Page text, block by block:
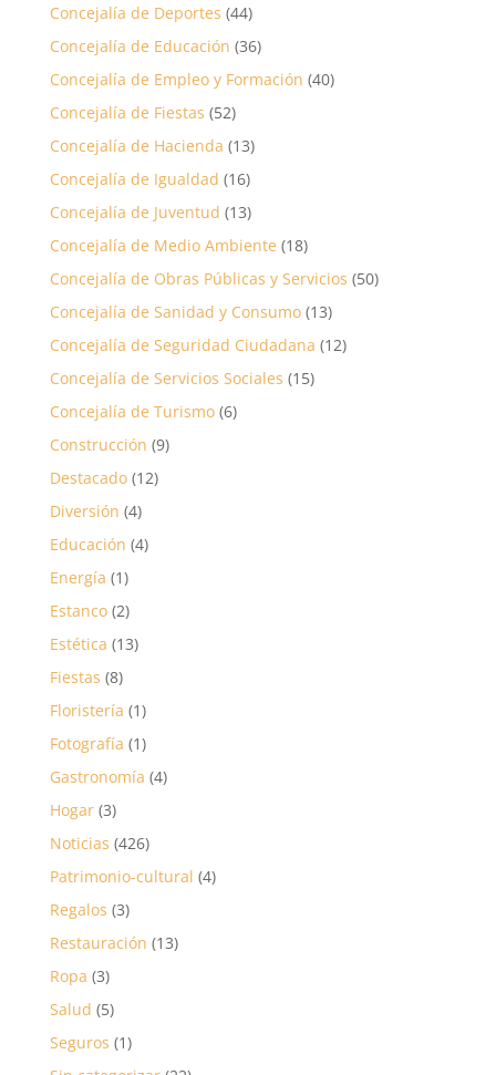
Concejalía de Deportes (44)
Concejalía de Educación (36)
Concejalía de Empleo y Formación (40)
Concejalía de Fiestas (52)
Concejalía de Hacienda (13)
Concejalía de Igualdad (16)
Concejalía de Juventud (13)
Concejalía de Medio Ambiente (18)
Concejalía de Obras Públicas y Servicios (50)
Concejalía de Sanidad y Consumo(13)
Concejalía de Seguridad Ciudadana (12)
Concejalía de Servicios Sociales (15)
Concejalía de Turismo(6)
Construcción (9)
Destacado(12)
Diversión (4)
Educación (4)
Energía (1)
Estanco(2)
Estética (13)
Fiestas (8)
Floristería (1)
Fotografía (1)
Gastronomía (4)
Hogar(3)
Noticias (426)
Patrimonio-cultural (4)
Regalos (3)
Restauración (13)
Ropa (3)
Salud (5)
Seguros (1)